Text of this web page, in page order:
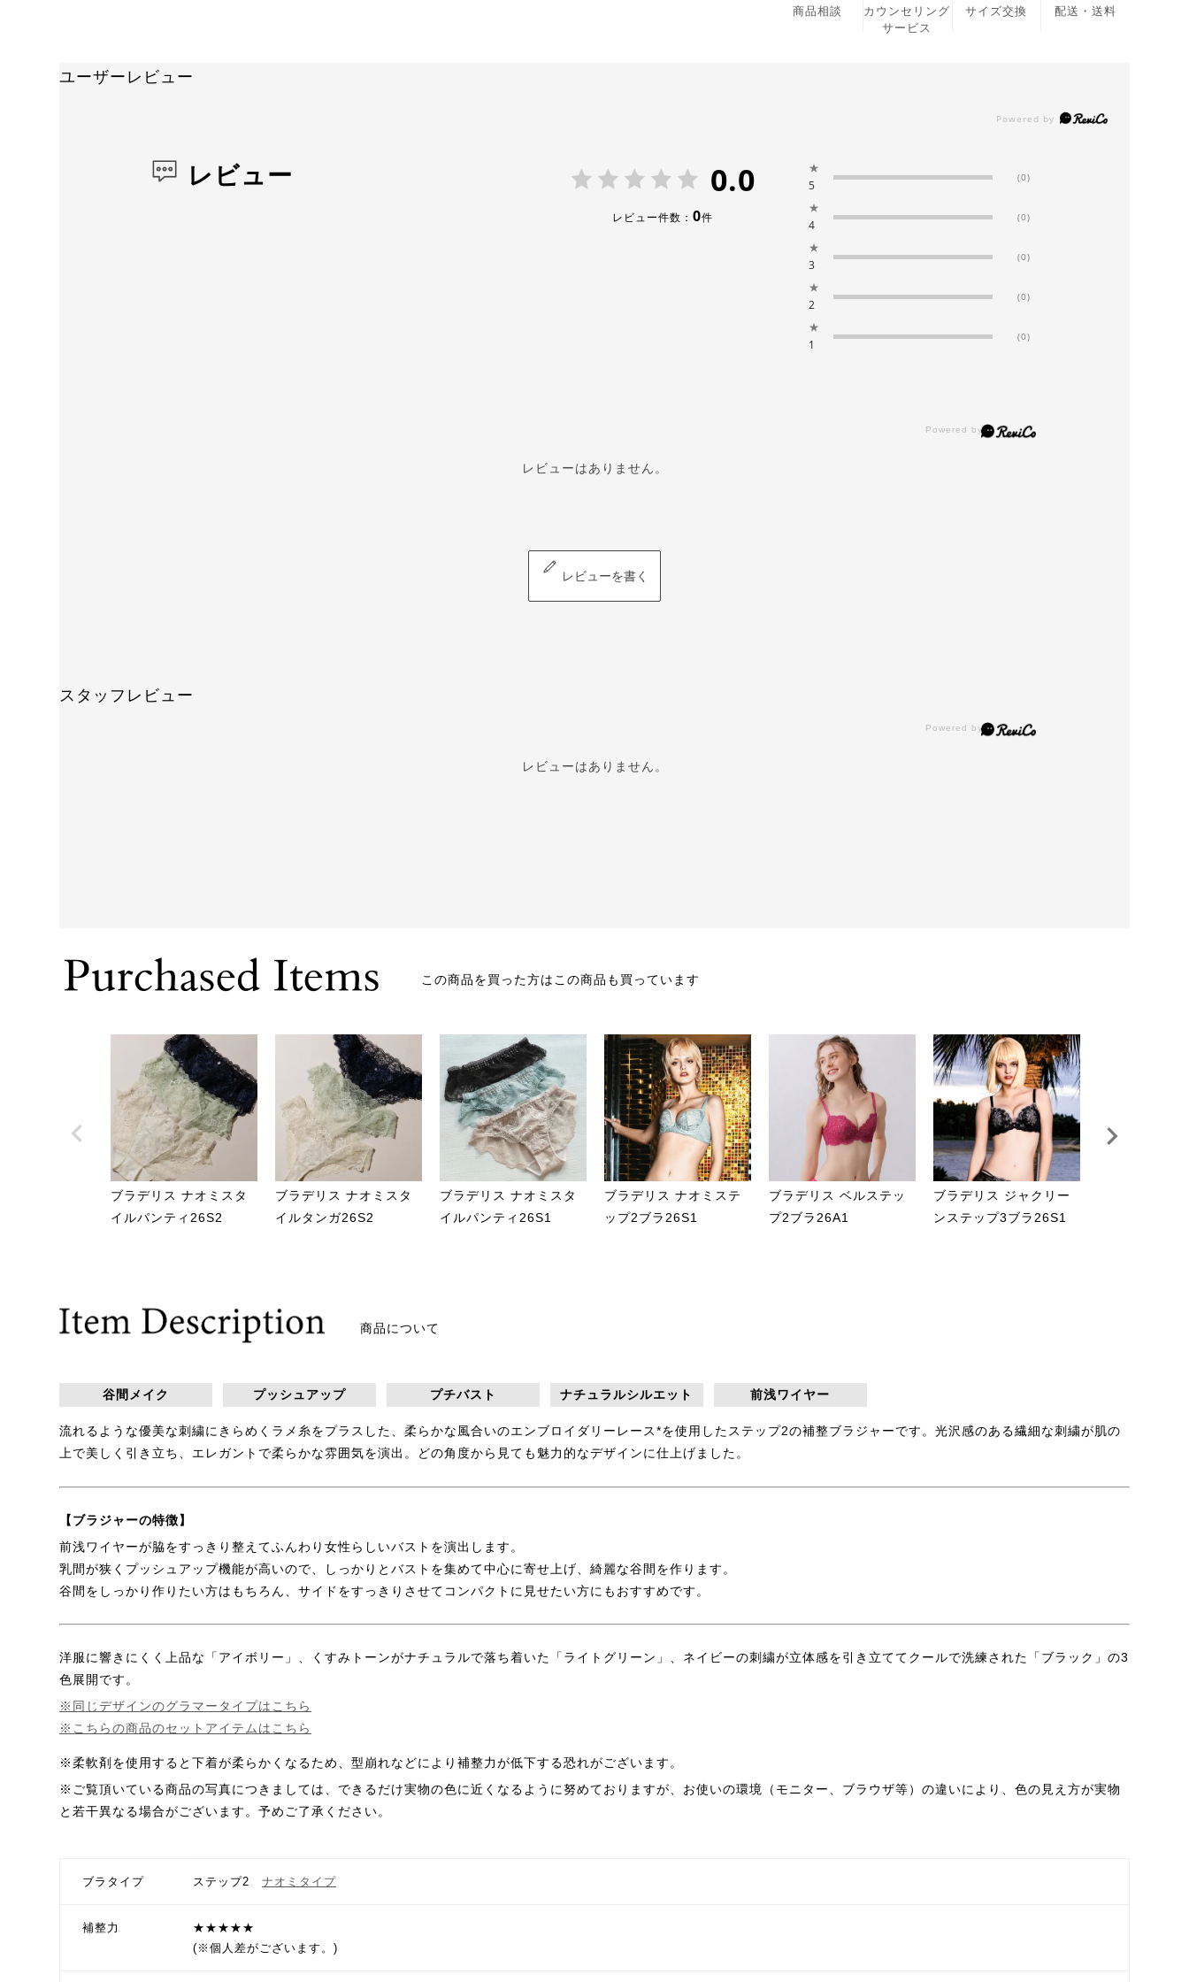
商品相談
カウンセリング
サービス
サイズ交換 配送・送料
ユーザーレビュー
レビュー 0.0
レビュー件数： 0件
★
5
(0)
★
4
(0)
★
3
(0)
★
2
(0)
★
1
(0)
レビューはありません。
レビューを書く
スタッフレビュー
レビューはありません。
この商品を買った方はこの商品も買っています
ブラデリス ナオミスタ
イルパンティ26S2
ブラデリス ナオミスタ
イルタンガ26S2
ブラデリス ナオミスタ
イルパンティ26S1
ブラデリス ナオミステ
ップ2ブラ26S1
ブラデリス ベルステッ
プ2ブラ26A1
ブラデリス ジャクリー
ンステップ3ブラ26S1
商品について
谷間メイク プッシュアップ プチバスト ナチュラルシルエット 前浅ワイヤー
流れるような優美な刺繍にきらめくラメ糸をプラスした、柔らかな風合いのエンブロイダリーレース*を使用したステップ2の補整ブラジャーです。光沢感のある繊細な刺繍が肌の
上で美しく引き立ち、エレガントで柔らかな雰囲気を演出。どの角度から見ても魅力的なデザインに仕上げました。
【ブラジャーの特徴】
前浅ワイヤーが脇をすっきり整えてふんわり女性らしいバストを演出します。
乳間が狭くプッシュアップ機能が高いので、しっかりとバストを集めて中心に寄せ上げ、綺麗な谷間を作ります。
谷間をしっかり作りたい方はもちろん、サイドをすっきりさせてコンパクトに見せたい方にもおすすめです。
洋服に響きにくく上品な「アイボリー」、くすみトーンがナチュラルで落ち着いた「ライトグリーン」、ネイビーの刺繍が立体感を引き立ててクールで洗練された「ブラック」の3
色展開です。
※同じデザインのグラマータイプはこちら
※こちらの商品のセットアイテムはこちら
※柔軟剤を使用すると下着が柔らかくなるため、型崩れなどにより補整力が低下する恐れがございます。
※ご覧頂いている商品の写真につきましては、できるだけ実物の色に近くなるように努めておりますが、お使いの環境（モニター、ブラウザ等）の違いにより、色の見え方が実物
と若干異なる場合がございます。予めご了承ください。
ブラタイプ ステップ2 ナオミタイプ
補整力
★★★★★
(※個人差がございます。)